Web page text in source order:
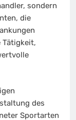
sondern
die
Tätigkeit,
des
Sportarten